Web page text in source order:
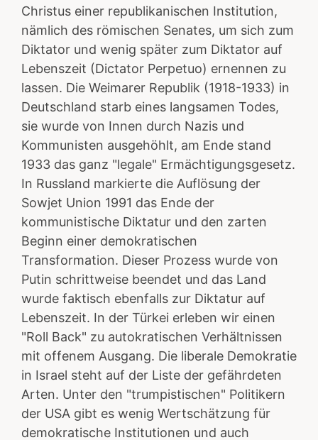
Christus einer republikanischen Institution,
nämlich des römischen Senates, um sich zum
Diktator und wenig später zum Diktator auf
Lebenszeit (Dictator Perpetuo) ernennen zu
lassen. Die Weimarer Republik (1918-1933) in
Deutschland starb eines langsamen Todes,
sie wurde von Innen durch Nazis und
Kommunisten ausgehöhlt, am Ende stand
1933 das ganz "legale" Ermächtigungsgesetz.
In Russland markierte die Auflösung der
Sowjet Union 1991 das Ende der
kommunistische Diktatur und den zarten
Beginn einer demokratischen
Transformation. Dieser Prozess wurde von
Putin schrittweise beendet und das Land
wurde faktisch ebenfalls zur Diktatur auf
Lebenszeit. In der Türkei erleben wir einen
"Roll Back" zu autokratischen Verhältnissen
mit offenem Ausgang. Die liberale Demokratie
in Israel steht auf der Liste der gefährdeten
Arten. Unter den "trumpistischen" Politikern
der USA gibt es wenig Wertschätzung für
demokratische Institutionen und auch